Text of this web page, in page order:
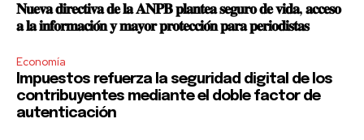
𝐍𝐮𝐞𝐯𝐚 𝐝𝐢𝐫𝐞𝐜𝐭𝐢𝐯𝐚 𝐝𝐞 𝐥𝐚 𝐀𝐍𝐏𝐁 𝐩𝐥𝐚𝐧𝐭𝐞𝐚 𝐬𝐞𝐠𝐮𝐫𝐨 𝐝𝐞 𝐯𝐢𝐝𝐚, 𝐚𝐜𝐜𝐞𝐬𝐨
𝐚 𝐥𝐚 𝐢𝐧𝐟𝐨𝐫𝐦𝐚𝐜𝐢𝐨́𝐧 𝐲 𝐦𝐚𝐲𝐨𝐫 𝐩𝐫𝐨𝐭𝐞𝐜𝐜𝐢𝐨́𝐧 𝐩𝐚𝐫𝐚 𝐩𝐞𝐫𝐢𝐨𝐝𝐢𝐬𝐭𝐚𝐬
Economía
Impuestos refuerza la seguridad digital de los
contribuyentes mediante el doble factor de
autenticación